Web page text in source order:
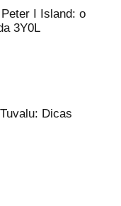
I Island: o
3Y0L
Dicas